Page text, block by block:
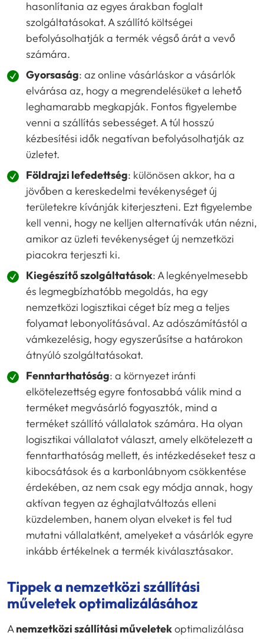
hasonlítania az egyes árakban foglalt
szolgáltatásokat. A szállító költségei
befolyásolhatják a termék végső árát a vevő
számára.
Gyorsaság: az online vásárláskor a vásárlók
elvárása az, hogy a megrendelésüket a lehető
leghamarabb megkapják. Fontos figyelembe
venni a szállítás sebességet. A túl hosszú
kézbesítési idők negatívan befolyásolhatják az
üzletet.
Földrajzi lefedettség: különösen akkor, ha a
jövőben a kereskedelmi tevékenységet új
területekre kívánják kiterjeszteni. Ezt figyelembe
kell venni, hogy ne kelljen alternatívák után nézni,
amikor az üzleti tevékenységet új nemzetközi
piacokra terjeszti ki.
Kiegészítő szolgáltatások: A legkényelmesebb
és legmegbízhatóbb megoldás, ha egy
nemzetközi logisztikai céget bíz meg a teljes
folyamat lebonyolításával. Az adószámítástól a
vámkezelésig, hogy egyszerűsítse a határokon
átnyúló szolgáltatásokat.
Fenntarthatóság: a környezet iránti
elkötelezettség egyre fontosabbá válik mind a
terméket megvásárló fogyasztók, mind a
terméket szállító vállalatok számára. Ha olyan
logisztikai vállalatot választ, amely elkötelezett a
fenntarthatóság mellett, és intézkedéseket tesz a
kibocsátások és a karbonlábnyom csökkentése
érdekében, az nem csak egy módja annak, hogy
aktívan tegyen az éghajlatváltozás elleni
küzdelemben, hanem olyan elveket is fel tud
mutatni vállalatként, amelyeket a vásárlók egyre
inkább értékelnek a termék kiválasztásakor.
Tippek a nemzetközi szállítási
műveletek optimalizálásához
Anemzetközi szállítási műveletekoptimalizálása